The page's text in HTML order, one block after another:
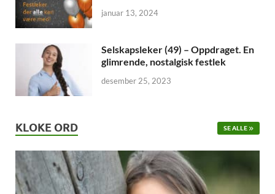
januar 13, 2024
Selskapsleker (49) – Oppdraget. En
glimrende, nostalgisk festlek
desember 25, 2023
KLOKE ORD SE ALLE